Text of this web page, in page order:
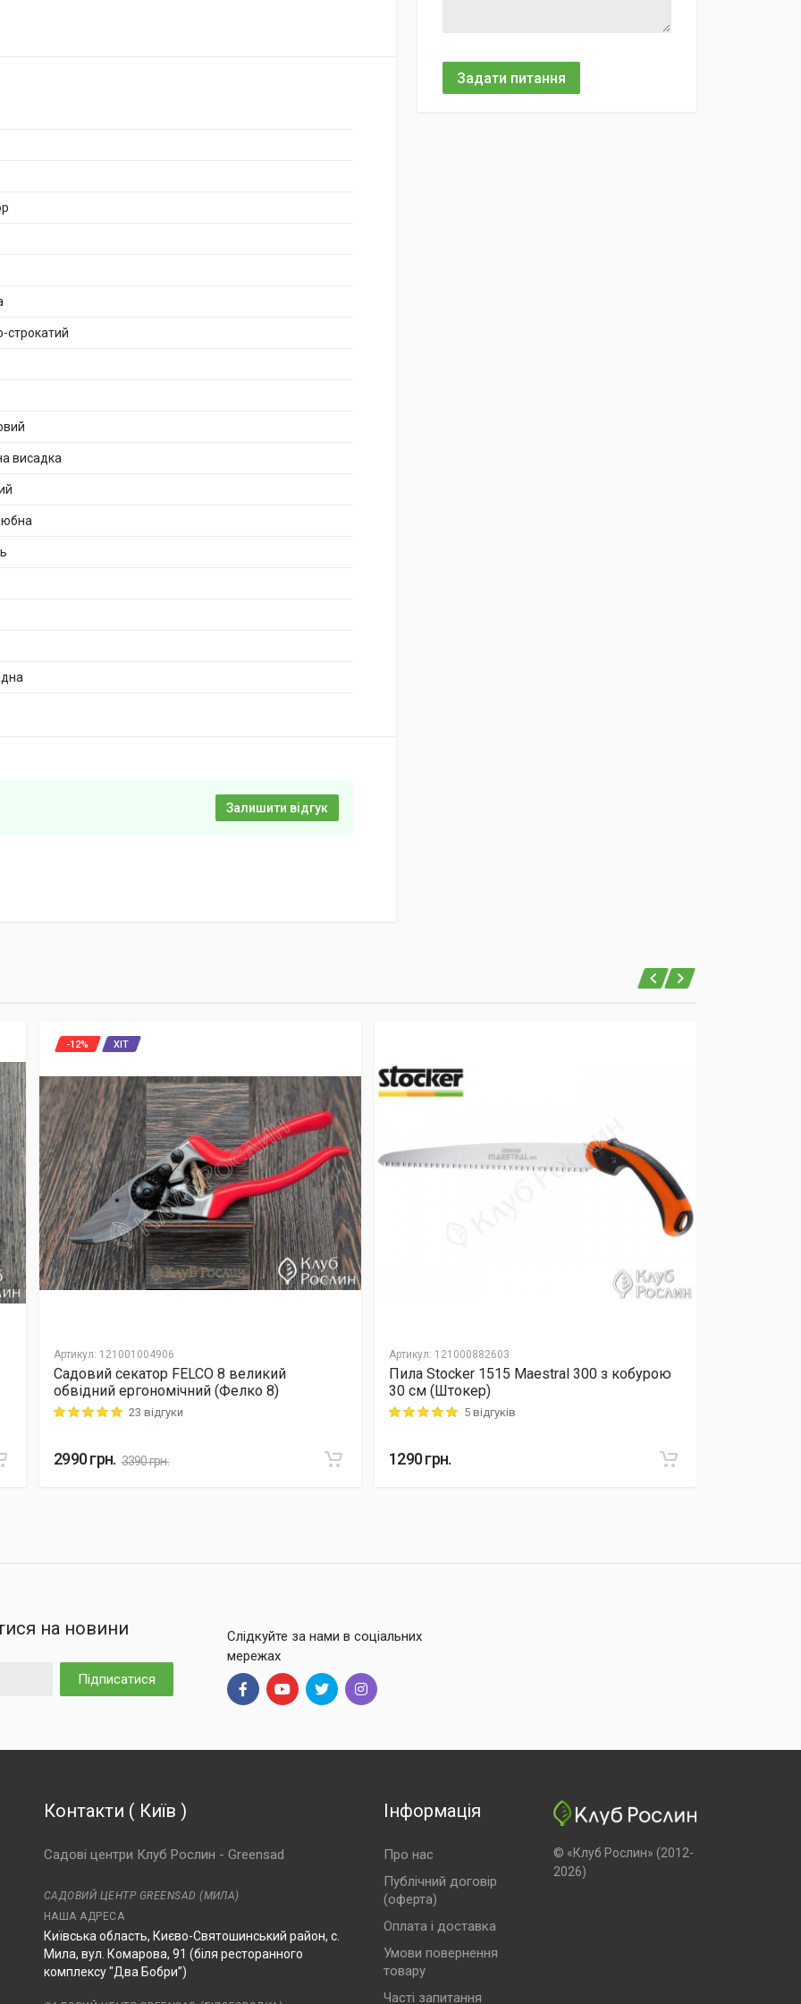
Задати питання
строкатий
висадка
Залишити відгук
Артикул: 121001004906
-12% ХІТ
Садовий секатор FELCO 8 великий
обвідний ергономічний (Фелко 8)
Rating: 5 out of 523 відгуки
2990грн. 3390грн.
Артикул: 121000882603
Пила Stocker 1515 Maestral 300 з кобурою
30 см (Штокер)
Rating: 5 out of 55 відгуків
1290грн.
на новини
Підписатися
Слідкуйте за нами в соціальних
мережах
Контакти ( Київ )
Садові центри Клуб Рослин - Greensad
САДОВИЙ ЦЕНТР GREENSAD (МИЛА)
НАША АДРЕСА
Київська область, Києво-Святошинський район, с.
Мила, вул. Комарова, 91 (біля ресторанного
комплексу "Два Бобри”)
Інформація
Про нас
Публічний договір
(оферта)
Оплата і доставка
Умови повернення
товару
Часті запитання
© «Клуб Рослин» (2012-
2026)